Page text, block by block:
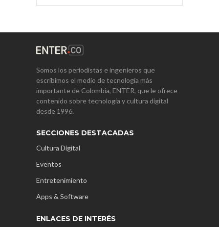
Somos los periodistas e ingenieros que
escribimos el medio de tecnología más
importante de Colombia, ENTER, que le ofrece
contenido sobre tecnología y cultura digital
desde 1996.
SECCIONES DESTACADAS
Cultura Digital
Eventos
Entretenimiento
Apps & Software
ENLACES DE INTERÉS